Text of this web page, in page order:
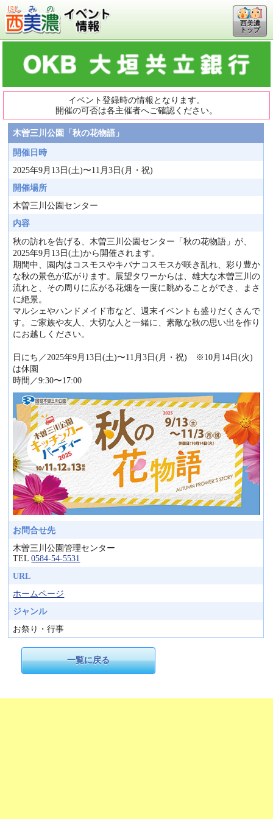
西美濃
トップ
イベント登録時の情報となります。
開催の可否は各主催者へご確認ください。
木曽三川公園「秋の花物語」
開催日時
2025年9月13日(土)〜11月3日(月・祝)
開催場所
木曽三川公園センター
内容
秋の訪れを告げる、木曽三川公園センター「秋の花物語」が、
2025年9月13日(土)から開催されます。
期間中、園内はコスモスやキバナコスモスが咲き乱れ、彩り豊か
な秋の景色が広がります。展望タワーからは、雄大な木曽三川の
流れと、その周りに広がる花畑を一度に眺めることができ、まさ
に絶景。
マルシェやハンドメイド市など、週末イベントも盛りだくさんで
す。ご家族や友人、大切な人と一緒に、素敵な秋の思い出を作り
にお越しください。
日にち／2025年9月13日(土)〜11月3日(月・祝) ※10月14日(火)
は休園
時間／9:30〜17:00
お問合せ先
木曽三川公園管理センター
TEL0584-54-5531
URL
ホームページ
ジャンル
お祭り・行事
一覧に戻る